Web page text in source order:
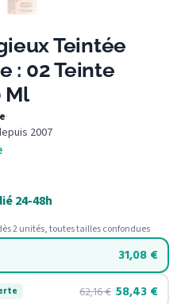
Teintée
: 02 Teinte
Ml
·
2007
24-48h
2 unités, toutes tailles confondues
31,08 €
62,16€ 58,43 €